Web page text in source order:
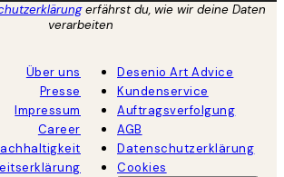
erfährst du, wie wir deine Daten
verarbeiten
Über uns
Presse
Impressum
Career
Desenio Art Advice
Kundenservice
Auftragsverfolgung
AGB
Datenschutzerklärung
Cookies